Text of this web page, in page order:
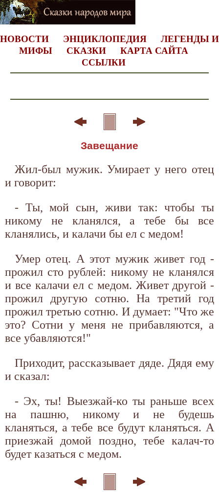
НОВОСТИ ЭНЦИКЛОПЕДИЯ
ЛЕГЕНДЫ И
МИФЫ
СКАЗКИ
КАРТА САЙТА
ССЫЛКИ
Завещание
Жил-был мужик. Умирает у него отец
и говорит:
- Ты, мой сын, живи так: чтобы ты
никому не кланялся, а тебе бы все
кланялись, и калачи бы ел с медом!
Умер отец. А этот мужик живет год -
прожил сто рублей: никому не кланялся
и все калачи ел с медом. Живет другой -
прожил другую сотню. На третий год
прожил третью сотню. И думает: "Что же
это? Сотни у меня не прибавляются, а
все убавляются!"
Приходит, рассказывает дяде. Дядя ему
и сказал:
- Эх, ты! Выезжай-ко ты раньше всех
на пашню, никому и не будешь
кланяться, а тебе все будут кланяться. А
приезжай домой поздно, тебе калач-то
будет казаться с медом.